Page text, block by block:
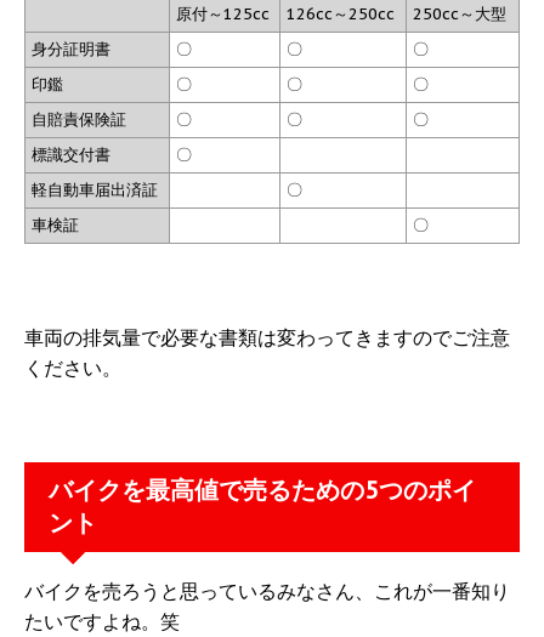
原付～125cc
126cc～250cc
250cc～大型
身分証明書
〇 〇
〇
印鑑
〇 〇
〇
自賠責保険証
〇 〇
〇
標識交付書
〇
軽自動車届出済証
〇
車検証
〇
車両の排気量で必要な書類は変わってきますのでご注意
ください。
バイクを最高値で売るための5つのポイ
ント
バイクを売ろうと思っているみなさん、これが一番知り
たいですよね。笑